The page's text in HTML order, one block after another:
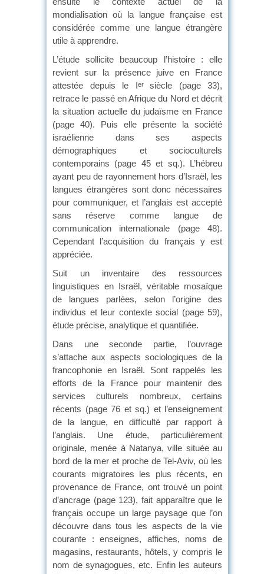
mondialisation où la langue française est
considérée comme une langue étrangère
utile à apprendre.
L’étude sollicite beaucoup l’histoire : elle
revient sur la présence juive en France
attestée depuis le Ier siècle (page 33),
retrace le passé en Afrique du Nord et décrit
la situation actuelle du judaïsme en France
(page 40). Puis elle présente la société
israélienne dans ses aspects
démographiques et socioculturels
contemporains (page 45 et sq.). L’hébreu
ayant peu de rayonnement hors d’Israël, les
langues étrangères sont donc nécessaires
pour communiquer, et l’anglais est accepté
sans réserve comme langue de
communication internationale (page 48).
Cependant l’acquisition du français y est
appréciée.
Suit un inventaire des ressources
linguistiques en Israël, véritable mosaïque
de langues parlées, selon l’origine des
individus et leur contexte social (page 59),
étude précise, analytique et quantifiée.
Dans une seconde partie, l’ouvrage
s’attache aux aspects sociologiques de la
francophonie en Israël. Sont rappelés les
efforts de la France pour maintenir des
services culturels nombreux, certains
récents (page 76 et sq.) et l’enseignement
de la langue, en difficulté par rapport à
l’anglais. Une étude, particulièrement
originale, menée à Natanya, ville située au
bord de la mer et proche de Tel-Aviv, où les
courants migratoires les plus récents, en
provenance de France, ont trouvé un point
d’ancrage (page 123), fait apparaître que le
français occupe un large paysage que l’on
découvre dans tous les aspects de la vie
courante : enseignes, affiches, noms de
magasins, restaurants, hôtels, y compris le
nom de synagogues, etc. Enfin les auteurs